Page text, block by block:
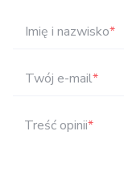
Imię i nazwisko*
Twój e-mail*
Treść opinii*